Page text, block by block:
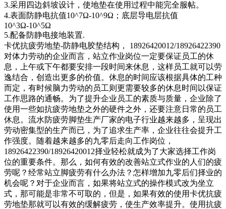
3.采用四边斜坡设计，使地垫在使用过程中能完全服帖。
4.表面防静电抗值10^7Ω-10^9Ω；底层导电层抗值
10^3Ω-10^5Ω
5.配备防静电接地装置.
卡优抗疲劳地垫-防静电胶垫结构， 18926420012/18926422390
对体力劳动的企业而言，站立作业岗位一定要保证员工的休
息，上午或下午都要安排一段时间来休息，这样员工就可以劳
逸结合，创造出更多的价值。休息的时间应该根据具体的工种
而定，有时候脑力劳动的员工则更需要较多的休息时间以保证
工作思路的通畅。为了提升企业员工的素质与质量，企业除了
使用一些如抗疲劳地垫之外的硬件之外，还要注意日常的员工
休息。流水防疲劳脚垫生产厂家的电子行业越来越多，呈现出
劳动密集型的生产而已，为了追求生产率，企业往往会提升工
作强度。随着越来越多的九零后走向工作岗位，
18926422390/18926420012择业轻松就成为了大家选择工作岗
位的重要条件。那么，如何有效的改善站立式作业的人们的疲
劳呢？经常站立脚疲劳有什么办法？怎样增加九零后们择业的
机会呢？对于企业而言，如果将站立式的操作模式改为坐立
式，那可能是非常不可取的，但是，如果有效的使用卡优抗疲
劳地垫那就可以有效的缓解疲劳，使生产效率提升。使用抗疲